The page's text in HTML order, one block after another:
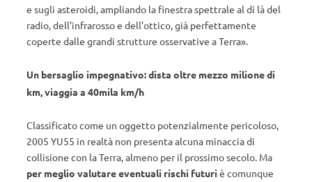
e sugli asteroidi, ampliando la finestra spettrale al di là del
radio, dell’infrarosso e dell’ottico, già perfettamente
coperte dalle grandi strutture osservative a Terra».
Un bersaglio impegnativo: dista oltre mezzo milione di
km, viaggia a 40mila km/h
Classificato come un oggetto potenzialmente pericoloso,
2005 YU55 in realtà non presenta alcuna minaccia di
collisione con la Terra, almeno per il prossimo secolo. Ma
per meglio valutare eventuali rischi futuri è comunque